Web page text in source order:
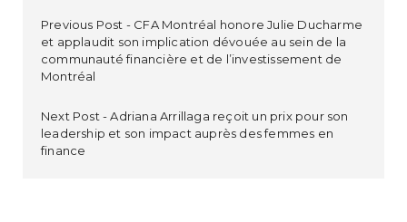
Previous Post
CFA Montréal honore Julie Ducharme
et applaudit son implication dévouée au sein de la
communauté financière et de l’investissement de
Montréal
Next Post
Adriana Arrillaga reçoit un prix pour son
leadership et son impact auprès des femmes en
finance